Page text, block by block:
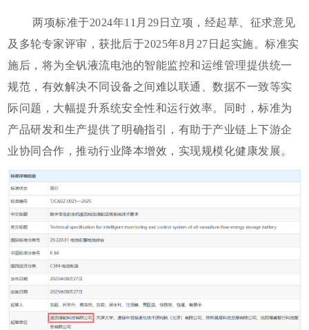
两项标准于2024年11月29日立项，经起草、征求意见
及多轮专家评审，获批后于2025年8月27日起实施。标准实
施后，将为全钒液流电池的智能监控和运维管理提供统一
规范，有效解决不同设备之间难以联通、数据不一致等实
际问题，大幅提升系统安全性和运行效率。同时，标准为
产品研发和生产提供了明确指引，有助于产业链上下游企
业协同合作，推动行业降本增效，实现规模化健康发展。